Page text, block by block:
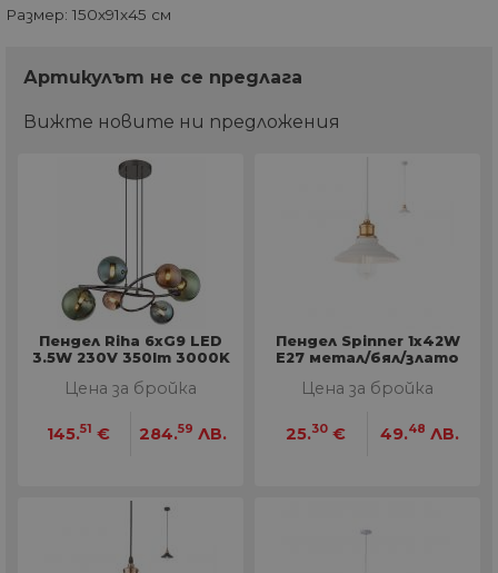
Размер: 150х91х45 см
Артикулът не се предлага
Вижте новите ни предложения
Пендел Riha 6xG9 LED
3.5W 230V 350lm 3000K
Цена за бройка
145.51 € 284.59 ЛВ.
Пендел Spinner 1x42W
E27 метал/бял/злато
Цена за бройка
25.30 € 49.48 ЛВ.